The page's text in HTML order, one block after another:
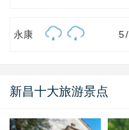
永康 5/
新昌十大旅游景点